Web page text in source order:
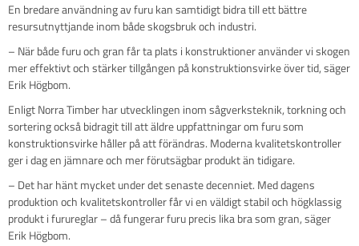
En bredare användning av furu kan samtidigt bidra till ett bättre
resursutnyttjande inom både skogsbruk och industri.
– När både furu och gran får ta plats i konstruktioner använder vi skogen
mer effektivt och stärker tillgången på konstruktionsvirke över tid, säger
Erik Högbom.
Enligt Norra Timber har utvecklingen inom sågverksteknik, torkning och
sortering också bidragit till att äldre uppfattningar om furu som
konstruktionsvirke håller på att förändras. Moderna kvalitetskontroller
ger i dag en jämnare och mer förutsägbar produkt än tidigare.
– Det har hänt mycket under det senaste decenniet. Med dagens
produktion och kvalitetskontroller får vi en väldigt stabil och högklassig
produkt i furureglar – då fungerar furu precis lika bra som gran, säger
Erik Högbom.